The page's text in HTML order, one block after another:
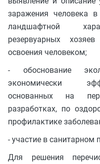
заражения человека
ландшафтной
резервуарных
освоения человеком;
- обоснование
экономически
основанных на
разработках, по
профилактике
- участие в санитарном
Для решения